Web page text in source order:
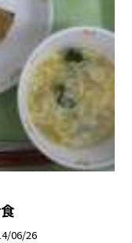
06/26